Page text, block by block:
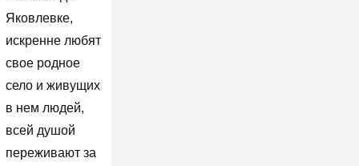
Яковлевке,
искренне любят
свое родное
село и живущих
в нем людей,
всей душой
переживают за